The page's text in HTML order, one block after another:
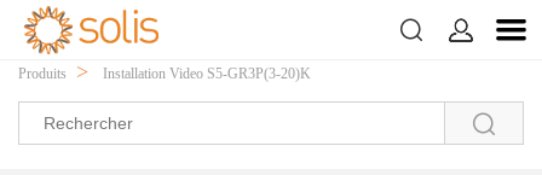
 
 Domicile > À propos de nous A propos de Nos
Produits > Installation Video S5-GR3P(3-20)K
